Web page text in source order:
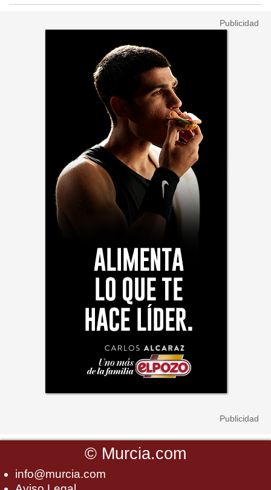
© Murcia.com
info@murcia.com